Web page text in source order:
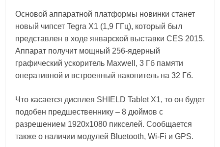
Основой аппаратной платформы новинки станет
новый чипсет Tegra X1 (1,9 ГГц), который был
представлен в ходе январской выставки CES 2015.
Аппарат получит мощный 256-ядерный
графический ускоритель Maxwell, 3 Гб памяти
оперативной и встроенный накопитель на 32 Гб.
Что касается дисплея SHIELD Tablet X1, то он будет
подобен предшественнику – 8 дюймов с
разрешением 1920x1080 пикселей. Сообщается
также о наличии модулей Bluetooth, Wi-Fi и GPS.